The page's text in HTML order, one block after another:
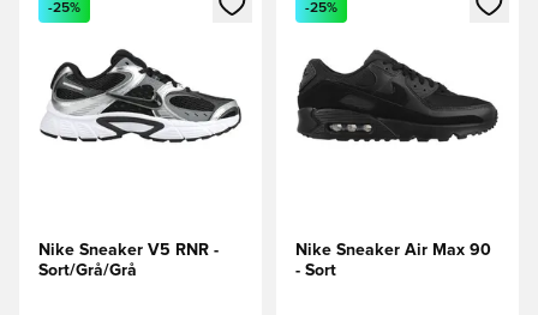
-25%
Nike Sneaker V5 RNR -
Sort/Grå/Grå
-25%
Nike Sneaker Air Max 90
- Sort